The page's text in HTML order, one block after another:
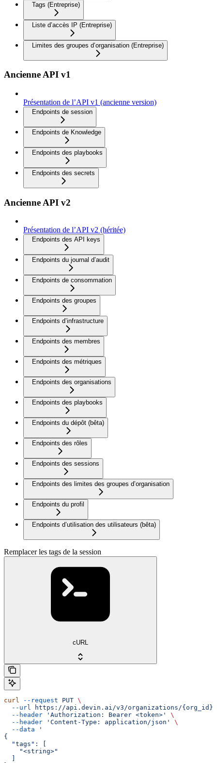
Tags (Entreprise)
Liste d’accès IP (Entreprise)
Limites des groupes d’organisation (Entreprise)
Ancienne API v1
Présentation de l’API v1 (ancienne version)
Endpoints de session
Endpoints de Knowledge
Endpoints des playbooks
Endpoints des secrets
Ancienne API v2
Présentation de l’API v2 (héritée)
Endpoints des API keys
Endpoints du journal d’audit
Endpoints de consommation
Endpoints des groupes
Endpoints d’infrastructure
Endpoints des membres
Endpoints des métriques
Endpoints des organisations
Endpoints des playbooks
Endpoints du dépôt (bêta)
Endpoints des rôles
Endpoints des sessions
Endpoints des limites des groupes d’organisation
Endpoints du profil
Endpoints d’utilisation des utilisateurs (bêta)
Remplacer les tags de la session
cURL
curl --request PUT \
  --url
https://api.devin.ai/v3/organizations/{org_id}/
  --header
'Authorization: Bearer <token>'
\
  --header
'Content-Type: application/json'
\
  --data
'
{
  "tags": [
    "<string>"